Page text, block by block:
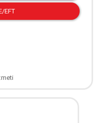
EFT
Hizmeti